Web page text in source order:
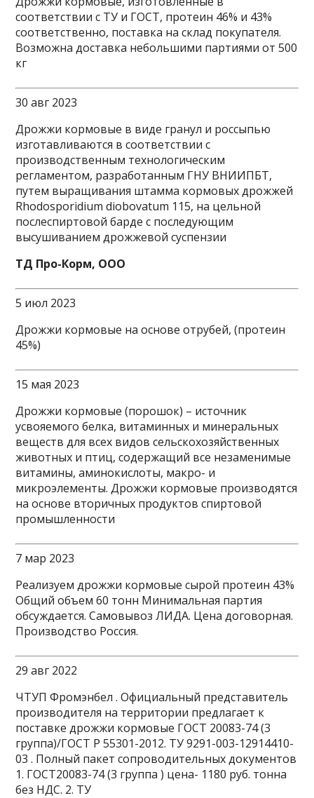
соответствии с ТУ и ГОСТ, протеин 46% и 43%
соответственно, поставка на склад покупателя.
Возможна доставка небольшими партиями от 500
кг
30 авг 2023
Дрожжи кормовые в виде гранул и россыпью
изготавливаются в соответствии с
производственным технологическим
регламентом, разработанным ГНУ ВНИИПБТ,
путем выращивания штамма кормовых дрожжей
Rhodosporidium diobovatum 115, на цельной
послеспиртовой барде с последующим
высушиванием дрожжевой суспензии
ТД Про-Корм, ООО
5 июл 2023
Дрожжи кормовые на основе отрубей, (протеин
45%)
15 мая 2023
Дрожжи кормовые (порошок) – источник
усвояемого белка, витаминных и минеральных
веществ для всех видов сельскохозяйственных
животных и птиц, содержащий все незаменимые
витамины, аминокислоты, макро- и
микроэлементы. Дрожжи кормовые производятся
на основе вторичных продуктов спиртовой
промышленности
7 мар 2023
Реализуем дрожжи кормовые сырой протеин 43%
Общий объем 60 тонн Минимальная партия
обсуждается. Самовывоз ЛИДА. Цена договорная.
Производство Россия.
29 авг 2022
ЧТУП Фромэнбел . Официальный представитель
производителя на территории предлагает к
поставке дрожжи кормовые ГОСТ 20083-74 (3
группа)/ГОСТ Р 55301-2012. ТУ 9291-003-12914410-
03 . Полный пакет сопроводительных документов
1. ГОСТ20083-74 (3 группа ) цена- 1180 руб. тонна
без НДС. 2. ТУ